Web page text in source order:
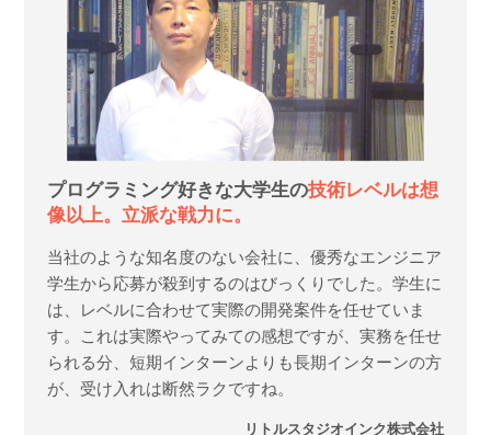
プログラミング好きな大学生の技術レベルは想
像以上。立派な戦力に。
当社のような知名度のない会社に、優秀なエンジニア
学生から応募が殺到するのはびっくりでした。学生に
は、レベルに合わせて実際の開発案件を任せていま
す。これは実際やってみての感想ですが、実務を任せ
られる分、短期インターンよりも長期インターンの方
が、受け入れは断然ラクですね。
リトルスタジオインク株式会社